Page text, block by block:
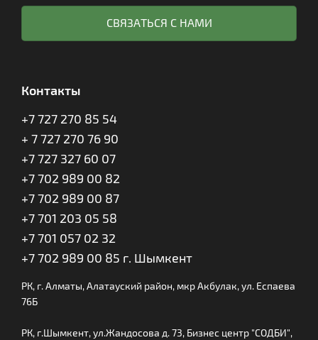
Контакты
+7 727 270 85 54
+ 7 727 270 76 90
+7 727 327 60 07
+7 702 989 00 82
+7 702 989 00 87
+7 701 203 05 58
+7 701 057 02 32
+7 702 989 00 85 г. Шымкент
РК, г. Алматы, Алатауский район, мкр Акбулак, ул. Еспаева
76Б
РК, г.Шымкент, ул.Жандосова д. 73, Бизнес центр "СОДБИ",
СВЯЗАТЬСЯ С НАМИ